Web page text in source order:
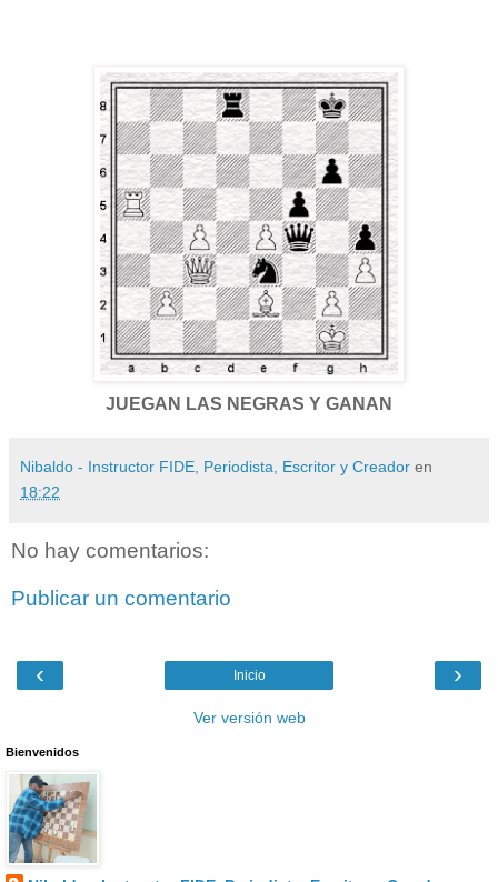
JUEGAN LAS NEGRAS Y GANAN
Nibaldo - Instructor FIDE, Periodista, Escritor y Creador en
18:22
No hay comentarios:
Publicar un comentario
‹ ›
Inicio
Ver versión web
Bienvenidos